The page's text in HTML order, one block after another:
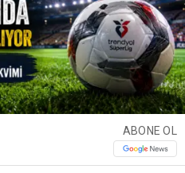
ABONE OL